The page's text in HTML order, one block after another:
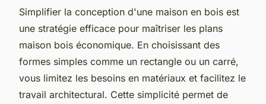
Simplifier la conception d'une maison en bois est
une stratégie efficace pour maîtriser les plans
maison bois économique. En choisissant des
formes simples comme un rectangle ou un carré,
vous limitez les besoins en matériaux et facilitez le
travail architectural. Cette simplicité permet de